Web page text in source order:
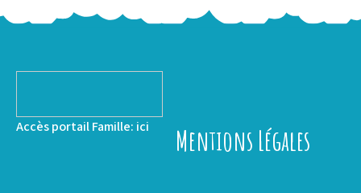
Accès portail Famille: ici Mentions Légales